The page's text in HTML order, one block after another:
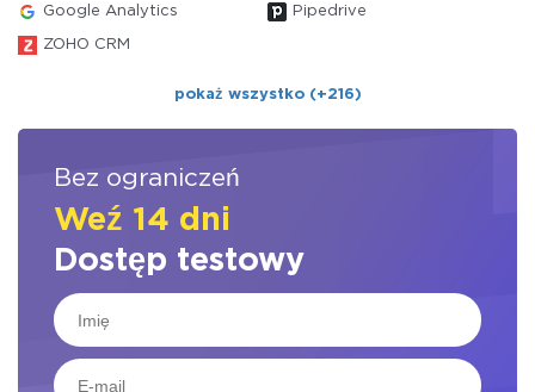
Google Analytics Pipedrive
ZOHO CRM
pokaż wszystko (+216)
Bez ograniczeń
Weź 14 dni
Dostęp testowy